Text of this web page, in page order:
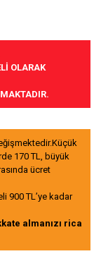
OLARAK
170 TL, büyük
ücret
900 TL’ye kadar
almanızı rica